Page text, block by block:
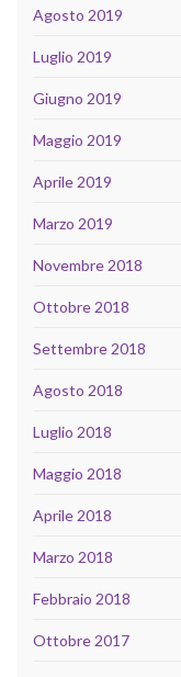
Agosto 2019
Luglio 2019
Giugno 2019
Maggio 2019
Aprile 2019
Marzo 2019
Novembre 2018
Ottobre 2018
Settembre 2018
Agosto 2018
Luglio 2018
Maggio 2018
Aprile 2018
Marzo 2018
Febbraio 2018
Ottobre 2017